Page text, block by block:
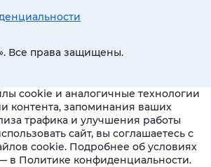
Все права защищены.
cookie и аналогичные технологии
контента, запоминания ваших
трафика и улучшения работы
сайт, вы соглашаетесь с
cookie. Подробнее об условиях
в Политике конфиденциальности.